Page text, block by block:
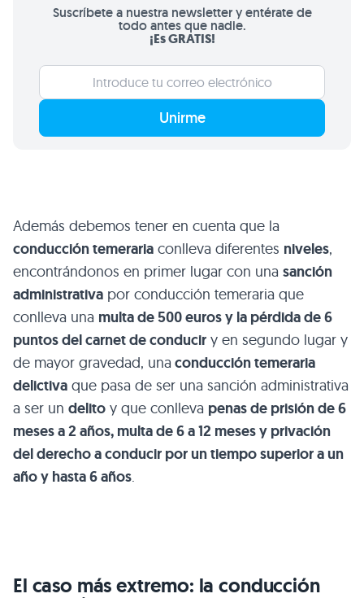
Suscríbete a nuestra newsletter y entérate de
todo antes que nadie.
¡Es GRATIS!
Unirme
Además debemos tener en cuenta que la
conducción temeraria conlleva diferentes niveles,
encontrándonos en primer lugar con una sanción
administrativa por conducción temeraria que
conlleva una multa de 500 euros y la pérdida de 6
puntos del carnet de conducir y en segundo lugar y
de mayor gravedad, una conducción temeraria
delictiva que pasa de ser una sanción administrativa
a ser un delito y que conlleva penas de prisión de 6
meses a 2 años, multa de 6 a 12 meses y privación
del derecho a conducir por un tiempo superior a un
año y hasta 6 años
El caso más extremo: la conducción